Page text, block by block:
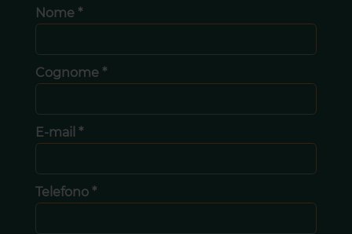
Nome *
Cognome *
E-mail *
Telefono *